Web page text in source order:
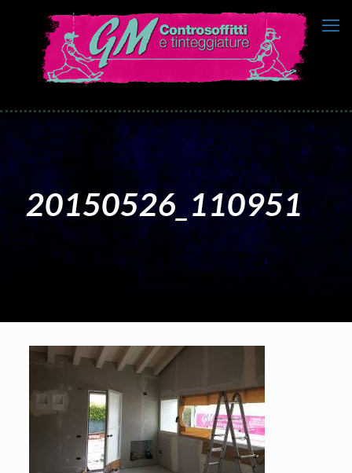
20150526_110951